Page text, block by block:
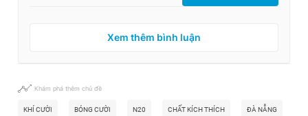
Xem thêm bình luận
Khám phá thêm chủ đề
KHÍ CƯỜI BÓNG CƯỜI N20 CHẤT KÍCH THÍCH ĐÀ NẴNG